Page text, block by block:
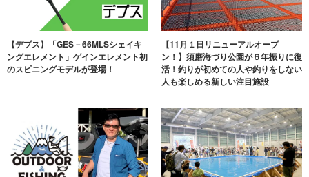
【デプス】「GES－66MLSシェイキ
ングエレメント」ゲインエレメント初
のスピニングモデルが登場！
【11月１日リニューアルオープ
ン！】須磨海づり公園が６年振りに復
活！釣りが初めての人や釣りをしない
人も楽しめる新しい注目施設